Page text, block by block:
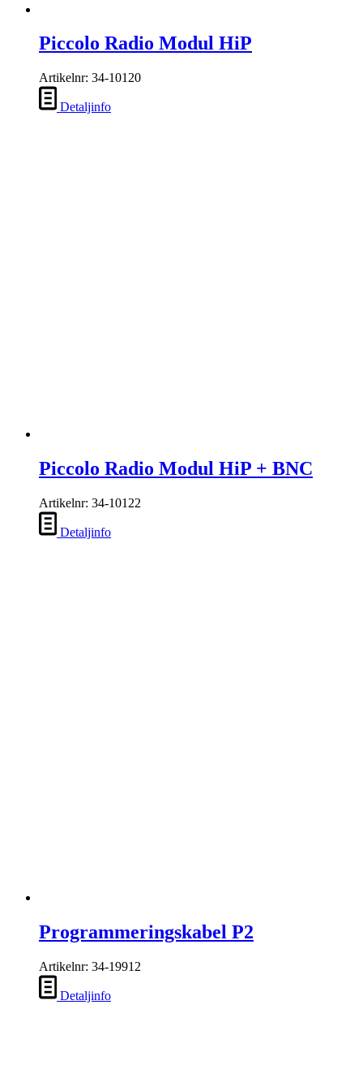
Piccolo Radio Modul HiP
Artikelnr: 34-10120
Detaljinfo
Piccolo Radio Modul HiP + BNC
Artikelnr: 34-10122
Detaljinfo
Programmeringskabel P2
Artikelnr: 34-19912
Detaljinfo